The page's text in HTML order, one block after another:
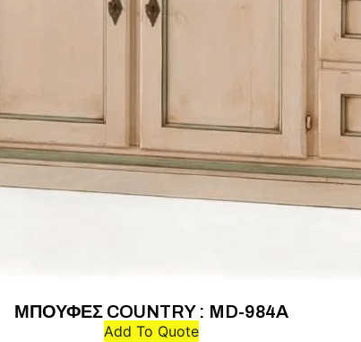
ΜΠΟΥΦΕΣ COUNTRY : MD-984A
Add To Quote